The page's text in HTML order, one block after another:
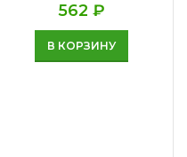
562 ₽
В КОРЗИНУ